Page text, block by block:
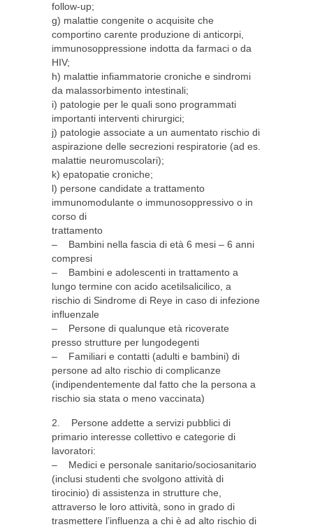
follow-up;
g) malattie congenite o acquisite che
comportino carente produzione di anticorpi,
immunosoppressione indotta da farmaci o da
HIV;
h) malattie infiammatorie croniche e sindromi
da malassorbimento intestinali;
i) patologie per le quali sono programmati
importanti interventi chirurgici;
j) patologie associate a un aumentato rischio di
aspirazione delle secrezioni respiratorie (ad es.
malattie neuromuscolari);
k) epatopatie croniche;
l) persone candidate a trattamento
immunomodulante o immunosoppressivo o in
corso di
trattamento
– Bambini nella fascia di età 6 mesi – 6 anni
compresi
– Bambini e adolescenti in trattamento a
lungo termine con acido acetilsalicilico, a
rischio di Sindrome di Reye in caso di infezione
influenzale
– Persone di qualunque età ricoverate
presso strutture per lungodegenti
– Familiari e contatti (adulti e bambini) di
persone ad alto rischio di complicanze
(indipendentemente dal fatto che la persona a
rischio sia stata o meno vaccinata)
2. Persone addette a servizi pubblici di
primario interesse collettivo e categorie di
lavoratori:
– Medici e personale sanitario/sociosanitario
(inclusi studenti che svolgono attività di
tirocinio) di assistenza in strutture che,
attraverso le loro attività, sono in grado di
trasmettere l’influenza a chi è ad alto rischio di